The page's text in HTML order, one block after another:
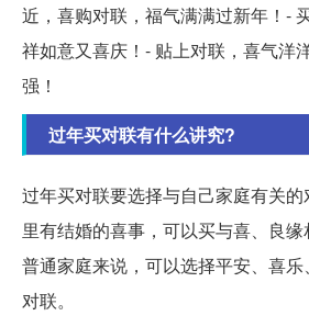
近，喜购对联，福气满满过新年！-
祥如意又喜庆！- 贴上对联，喜气洋
强！
过年买对联有什么讲究?
过年买对联要选择与自己家庭有关
里有结婚的喜事，可以买与喜、良
普通家庭来说，可以选择平安、喜
对联。